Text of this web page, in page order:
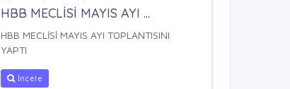
HBB MECLİSİ MAYIS AYI ...
HBB MECLİSİ MAYIS AYI TOPLANTISINI
YAPTI
İncele